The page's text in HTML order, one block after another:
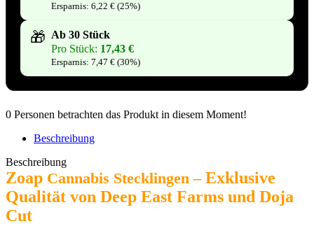
Ersparnis: 6,22 € (25%)
🎁 Ab 30 Stück
Pro Stück: 17,43 €
Ersparnis: 7,47 € (30%)
0 Personen betrachten das Produkt in diesem Moment!
Beschreibung
Beschreibung
Zoap Cannabis Stecklingen – Exklusive
Qualität von Deep East Farms und Doja
Cut